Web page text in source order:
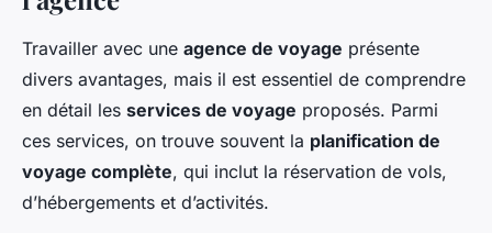
Travailler avec une agence de voyage présente
divers avantages, mais il est essentiel de comprendre
en détail les services de voyage proposés. Parmi
ces services, on trouve souvent la planification de
voyage complète, qui inclut la réservation de vols,
d’hébergements et d’activités.